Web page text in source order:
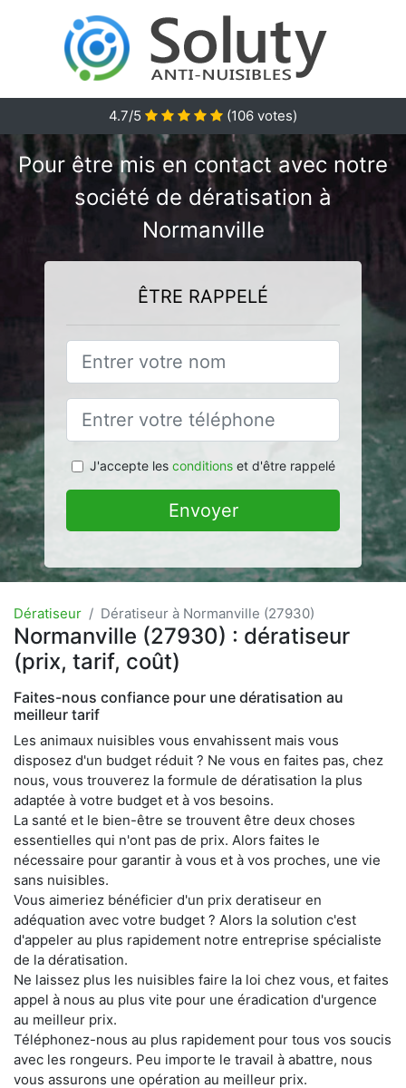
4.7/5 (106 votes)
Pour être mis en contact avec notre
société de dératisation à
Normanville
ÊTRE RAPPELÉ
J'accepte les conditionset d'être rappelé
Envoyer
Dératiseur Dératiseur à Normanville (27930)
Normanville (27930) : dératiseur
(prix, tarif, coût)
Faites-nous confiance pour une dératisation au
meilleur tarif
Les animaux nuisibles vous envahissent mais vous
disposez d'un budget réduit ? Ne vous en faites pas, chez
nous, vous trouverez la formule de dératisation la plus
adaptée à votre budget et à vos besoins.
La santé et le bien-être se trouvent être deux choses
essentielles qui n'ont pas de prix. Alors faites le
nécessaire pour garantir à vous et à vos proches, une vie
sans nuisibles.
Vous aimeriez bénéficier d'un prix deratiseur en
adéquation avec votre budget ? Alors la solution c'est
d'appeler au plus rapidement notre entreprise spécialiste
de la dératisation.
Ne laissez plus les nuisibles faire la loi chez vous, et faites
appel à nous au plus vite pour une éradication d'urgence
au meilleur prix.
Téléphonez-nous au plus rapidement pour tous vos soucis
avec les rongeurs. Peu importe le travail à abattre, nous
vous assurons une opération au meilleur prix.